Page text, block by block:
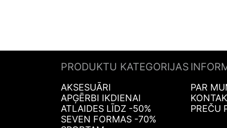
PRODUKTU KATEGORIJAS
AKSESUĀRI
APĢĒRBI IKDIENAI
ATLAIDES LĪDZ -50%
SEVEN FORMAS -70%
PAR
PREČU